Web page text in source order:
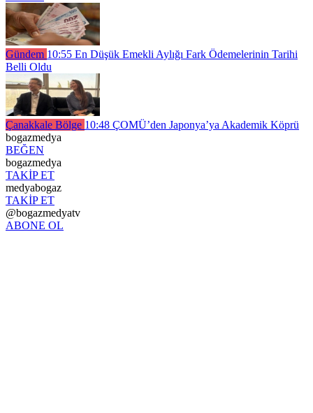
Gündem 10:55 En Düşük Emekli Aylığı Fark Ödemelerinin Tarihi
Belli Oldu
Çanakkale Bölge 10:48 ÇOMÜ’den Japonya’ya Akademik Köprü
bogazmedya
BEĞEN
bogazmedya
TAKİP ET
medyabogaz
TAKİP ET
@bogazmedyatv
ABONE OL